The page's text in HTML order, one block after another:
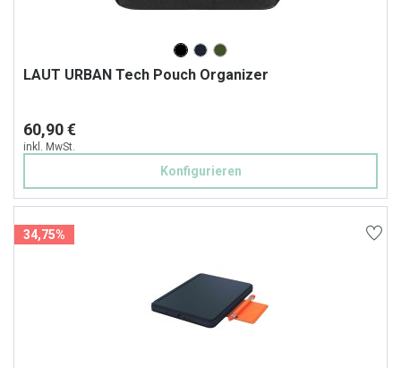
LAUT URBAN Tech Pouch Organizer
60,90 €
inkl. MwSt.
Konfigurieren
34,75%